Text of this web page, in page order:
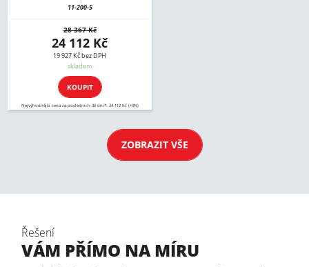
11-200-5
28 367 Kč
24 112 Kč
19 927 Kč bez DPH
skladem
KOUPIT
Nejvýhodnější cena za posledních 30 dní*: 24 112 Kč (+0%)
ZOBRAZIT VŠE
Řešení
VÁM PŘÍMO NA MÍRU